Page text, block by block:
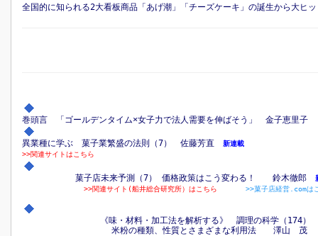
全国的に知られる2大看板商品「あげ潮」「チーズケーキ」の誕生から大ヒ
巻頭言 「ゴールデンタイム×女子力で法人需要を伸ばそう」 金子恵里子
異業種に学ぶ 菓子業繁盛の法則（7） 佐藤芳直
新連載
>>関連サイトはこちら
菓子店未来予測（7） 価格政策はこう変わる！ 鈴木徹郎
>>関連サイト(船井総合研究所）はこちら
>>菓子店経営.comは
《味・材料・加工法を解析する》 調理の科学（174
米粉の種類、性質とさまざまな利用法 澤山 茂